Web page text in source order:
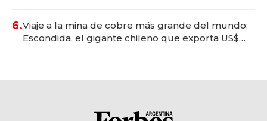
6.Viaje a la mina de cobre más grande del mundo:
Escondida, el gigante chileno que exporta US$